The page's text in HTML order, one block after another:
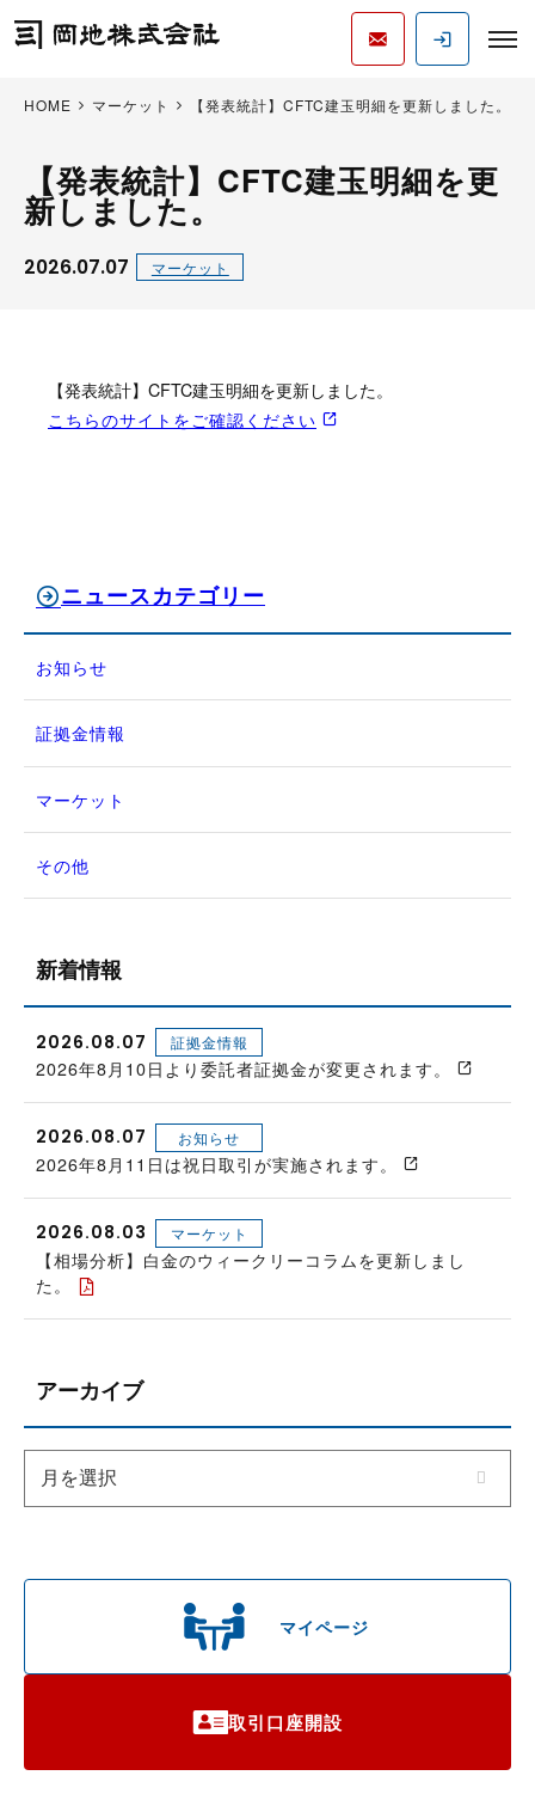
HOME マーケット 【発表統計】CFTC建玉明細を更新しました。
【発表統計】CFTC建玉明細を更
新しました。
2026.07.07 マーケット
【発表統計】CFTC建玉明細を更新しました。
こちらのサイトをご確認ください
マイページ
取引口座開設
ニュースカテゴリー
お知らせ
証拠金情報
マーケット
その他
新着情報
2026.08.07 証拠金情報
2026年8月10日より委託者証拠金が変更されます。
2026.08.07 お知らせ
2026年8月11日は祝日取引が実施されます。
2026.08.03 マーケット
【相場分析】白金のウィークリーコラムを更新しまし
た。
アーカイブ